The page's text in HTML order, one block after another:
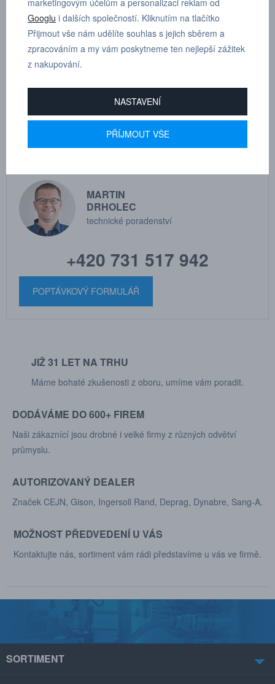
Max. pracovní tlak:
35 bar
Min. průtlak:
140 bar
Rozmezí teplot:
-30°C — +100°C
Materiál spojky:
Poniklovaná mosaz
Materiál vsuvky:
MARTIN
DRHOLEC
technické poradenství
+420 731 517 942
POPTÁVKOVÝ FORMULÁŘ
JIŽ 31 LET NA TRHU
Máme bohaté zkušenosti z oboru, umíme vám poradit.
DODÁVÁME DO 600+ FIREM
Naši zákaznící jsou drobné i velké firmy z různých odvětví
průmyslu.
AUTORIZOVANÝ DEALER
Značek CEJN, Gison, Ingersoll Rand, Deprag, Dynabre, Sang-A.
MOŽNOST PŘEDVEDENÍ U VÁS
Kontaktujte nás, sortiment vám rádi představíme u vás ve firmě.
SORTIMENT
marketingovým účelům a personalizaci reklam od
Googlu i dalších společností. Kliknutím na tlačítko
Přijmout vše nám udělíte souhlas s jejich sběrem a
zpracováním a my vám poskytneme ten nejlepší zážitek
z nakupování.
NASTAVENÍ
PŘÍJMOUT VŠE